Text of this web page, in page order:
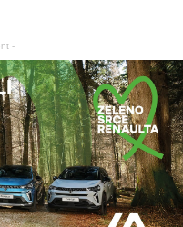
-